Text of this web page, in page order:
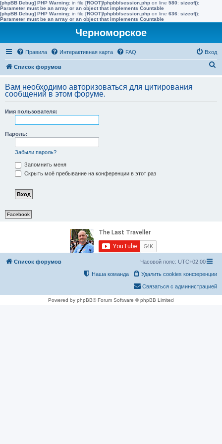
[phpBB Debug] PHP Warning: in file [ROOT]/phpbb/session.php on line 580: sizeof():
Parameter must be an array or an object that implements Countable
[phpBB Debug] PHP Warning: in file [ROOT]/phpbb/session.php on line 636: sizeof():
Parameter must be an array or an object that implements Countable
Черноморское
Правила Интерактивная карта FAQ Вход
Список форумов
с
Вам необходимо авторизоваться для цитирования
сообщений в этом форуме.
Имя пользователя:
Пароль:
Забыли пароль?
Запомнить меня
Скрыть моё пребывание на конференции в этот раз
Facebook
Список форумов Часовой пояс: UTC+02:00
Удалить cookies конференции
Наша команда
Связаться с администрацией
Powered by phpBB® Forum Software © phpBB Limited